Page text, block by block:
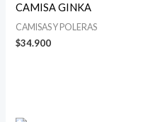
CAMISA GINKA
CAMISAS Y POLERAS
$34.900